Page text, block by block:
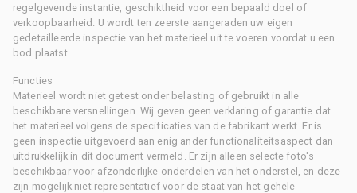
regelgevende instantie, geschiktheid voor een bepaald doel of
verkoopbaarheid. U wordt ten zeerste aangeraden uw eigen
gedetailleerde inspectie van het materieel uit te voeren voordat u een
bod plaatst.
Functies
Materieel wordt niet getest onder belasting of gebruikt in alle
beschikbare versnellingen. Wij geven geen verklaring of garantie dat
het materieel volgens de specificaties van de fabrikant werkt. Er is
geen inspectie uitgevoerd aan enig ander functionaliteitsaspect dan
uitdrukkelijk in dit document vermeld. Er zijn alleen selecte foto's
beschikbaar voor afzonderlijke onderdelen van het onderstel, en deze
zijn mogelijk niet representatief voor de staat van het gehele